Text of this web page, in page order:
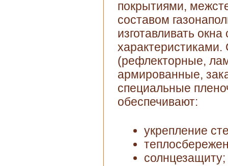
покрытиями,
составом
изготавливать
(рефлекторные,
армированные,
специальные
обеспечивают:
укрепление
солнцезащиту;